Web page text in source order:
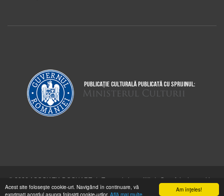
Am înţeles!
Acest site foloseşte cookie-uri. Navigând în continuare, vă
exprimaţi acordul asupra folosirii cookie-urilor. Află mai multe
© 2026 ASOCIAŢIA DOCUART | Termeni şi condiţii |
Cum folosim cookie-
urile